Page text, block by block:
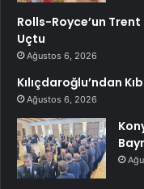
Rolls-Royce’un
Uçtu
Ağustos 6, 2026
Kılıçdaroğlu’ndan
Ağustos 6, 2026